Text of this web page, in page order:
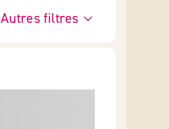
Autres filtres